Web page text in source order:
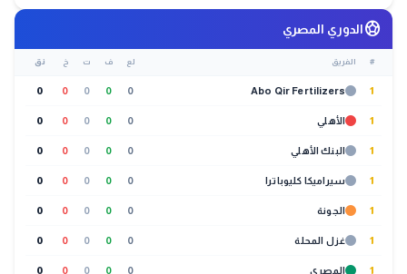
sports_soccerالدوري المصري
# الفريق لع ف ت خ نق
1
Abo Qir Fertilizers
0
0
0
0
0
1 الأهلي 0
0
0
0
0
1 البنك الأهلي 0
0
0
0
0
1 سيراميكا كليوباترا 0
0
0
0
0
1 الجونة 0
0
0
0
0
1 غزل المحلة 0
0
0
0
0
1 المصري 0
0
0
0
0